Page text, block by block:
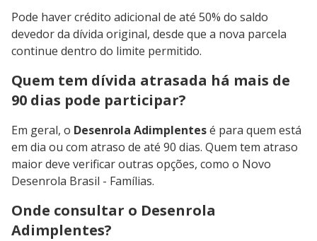
Pode haver crédito adicional de até 50% do saldo
devedor da dívida original, desde que a nova parcela
continue dentro do limite permitido.
Quem tem dívida atrasada há mais de
90 dias pode participar?
Em geral, o Desenrola Adimplentesé para quem está
em dia ou com atraso de até 90 dias. Quem tem atraso
maior deve verificar outras opções, como o Novo
Desenrola Brasil - Famílias.
Onde consultar o Desenrola
Adimplentes?